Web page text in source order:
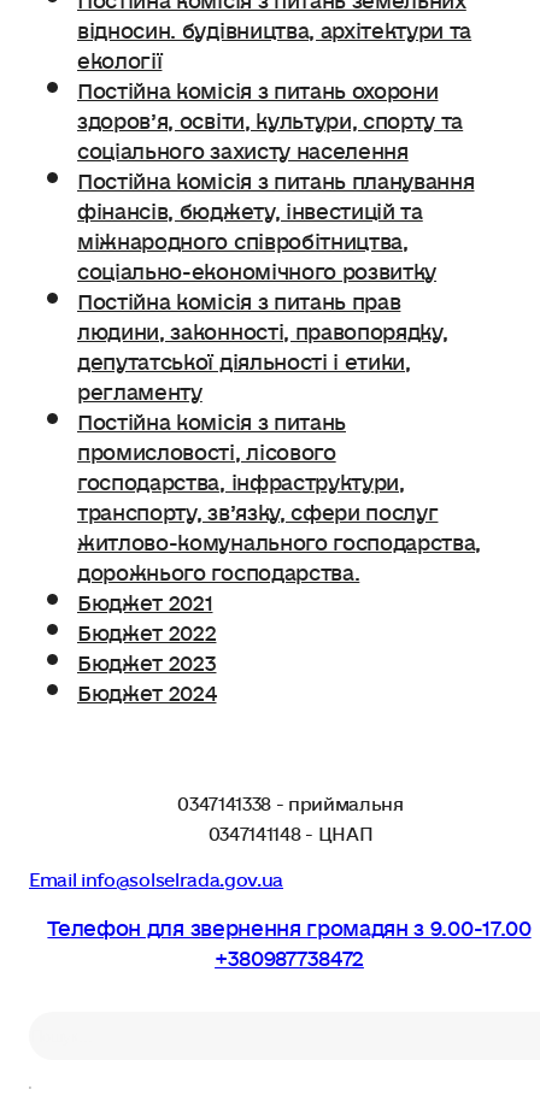
відносин. будівництва, архітектури та
екології
Постійна комісія з питань охорони
здоров’я, освіти, культури, спорту та
соціального захисту населення
Постійна комісія з питань планування
фінансів, бюджету, інвестицій та
міжнародного співробітництва,
соціально-економічного розвитку
Постійна комісія з питань прав
людини, законності, правопорядку,
депутатської діяльності і етики,
регламенту
Постійна комісія з питань
промисловості, лісового
господарства, інфраструктури,
транспорту, зв’язку, сфери послуг
житлово-комунального господарства,
дорожнього господарства.
Бюджет 2021
Бюджет 2022
Бюджет 2023
Бюджет 2024
0347141338 - приймальня
0347141148 - ЦНАП
Email info@solselrada.gov.ua
Телефон для звернення громадян з 9.00-17.00
+380987738472